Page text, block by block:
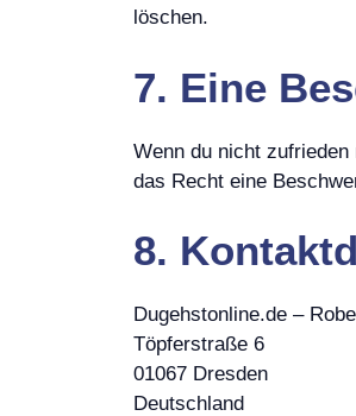
löschen.
7. Eine
Wenn du nicht
das Recht eine
8.
Dugehstonline.de –
Töpferstraße 6
01067 Dresden
Deutschland